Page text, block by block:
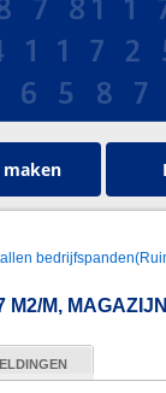
maken
M2/M,